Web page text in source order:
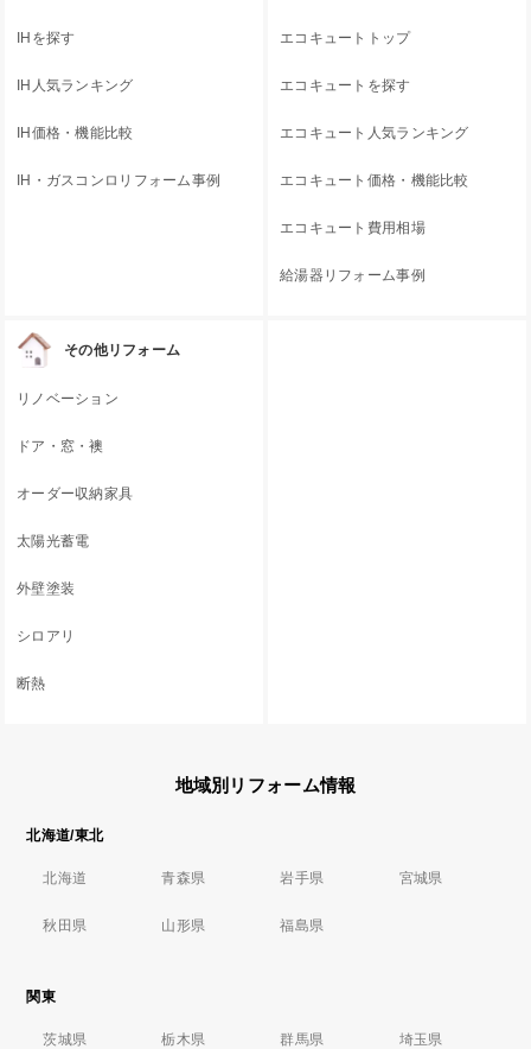
IHを探す
IH人気ランキング
IH価格・機能比較
IH・ガスコンロリフォーム事例
エコキュートトップ
エコキュートを探す
エコキュート人気ランキング
エコキュート価格・機能比較
エコキュート費用相場
給湯器リフォーム事例
その他リフォーム
リノベーション
ドア・窓・襖
オーダー収納家具
太陽光蓄電
外壁塗装
シロアリ
断熱
地域別リフォーム情報
北海道/東北
北海道 青森県 岩手県 宮城県
秋田県 山形県 福島県
関東
茨城県 栃木県 群馬県 埼玉県